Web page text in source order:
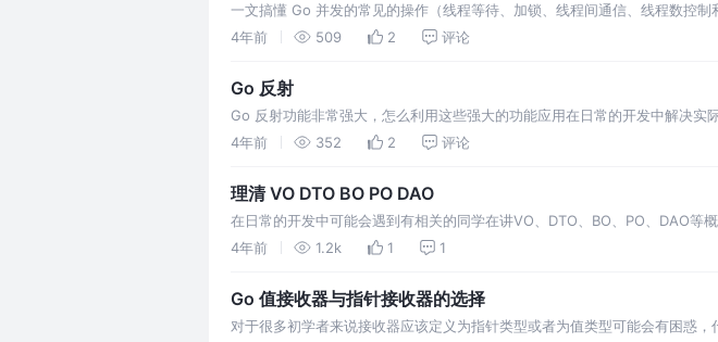
一文搞懂 Go 并发的常见的操作（线程等待、加锁、线程间通信、线程数控
并发编程。
4年前 509 2 评论
Go 反射
Go 反射功能非常强大，怎么利用这些强大的功能应用在日常的开发中解决
4年前
352 2 评论
理清 VO DTO BO PO DAO
在日常的开发中可能会遇到有相关的同学在讲VO、DTO、BO、PO、DAO
4年前
1.2k 1 1
Go 值接收器与指针接收器的选择
对于很多初学者来说接收器应该定义为指针类型或者为值类型可能会有困惑